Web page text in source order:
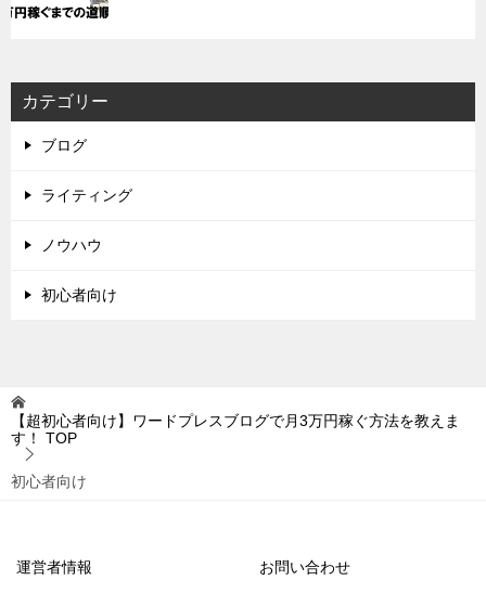
カテゴリー
ブログ
ライティング
ノウハウ
初心者向け
【超初心者向け】ワードプレスブログで月3万円稼ぐ方法を教えま
す！
TOP
初心者向け
運営者情報 お問い合わせ